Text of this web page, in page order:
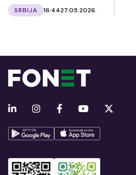
SRBIJA 16:4427.05.2026.